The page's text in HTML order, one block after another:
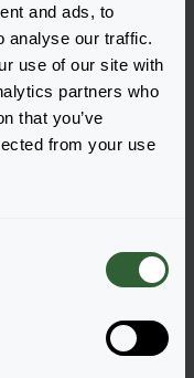
and ads, to
analyse our traffic.
use of our site with
partners who
that you’ve
from your use
je winkelwagen
van de gewenste
verschijnt